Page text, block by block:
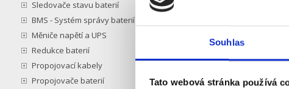
Souhlas
Tato webová stránka používá
Sledovače stavu baterií
BMS - Systém správy baterií
Měniče napětí a UPS
Redukce baterií
Propojovací kabely
Propojovače baterií